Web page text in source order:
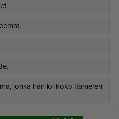
jonka hän loi koko Itämeren